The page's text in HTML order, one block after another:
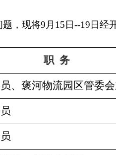
，现将9月15日--19日经
职 务
、褒河物流园区管委